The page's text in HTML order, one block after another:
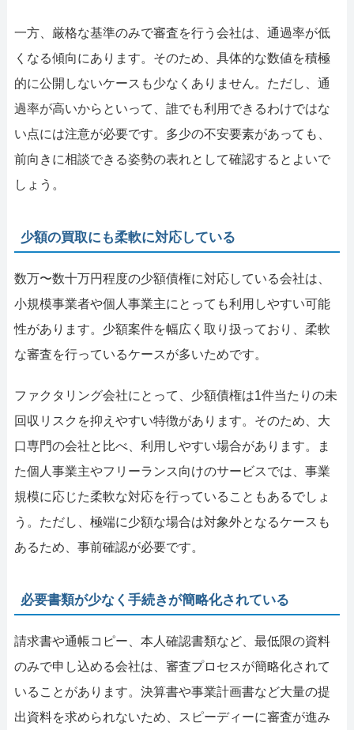
一方、厳格な基準のみで審査を行う会社は、通過率が低
くなる傾向にあります。そのため、具体的な数値を積極
的に公開しないケースも少なくありません。ただし、通
過率が高いからといって、誰でも利用できるわけではな
い点には注意が必要です。多少の不安要素があっても、
前向きに相談できる姿勢の表れとして確認するとよいで
しょう。
少額の買取にも柔軟に対応している
数万〜数十万円程度の少額債権に対応している会社は、
小規模事業者や個人事業主にとっても利用しやすい可能
性があります。少額案件を幅広く取り扱っており、柔軟
な審査を行っているケースが多いためです。
ファクタリング会社にとって、少額債権は1件当たりの未
回収リスクを抑えやすい特徴があります。そのため、大
口専門の会社と比べ、利用しやすい場合があります。ま
た個人事業主やフリーランス向けのサービスでは、事業
規模に応じた柔軟な対応を行っていることもあるでしょ
う。ただし、極端に少額な場合は対象外となるケースも
あるため、事前確認が必要です。
必要書類が少なく手続きが簡略化されている
請求書や通帳コピー、本人確認書類など、最低限の資料
のみで申し込める会社は、審査プロセスが簡略化されて
いることがあります。決算書や事業計画書など大量の提
出資料を求められないため、スピーディーに審査が進み